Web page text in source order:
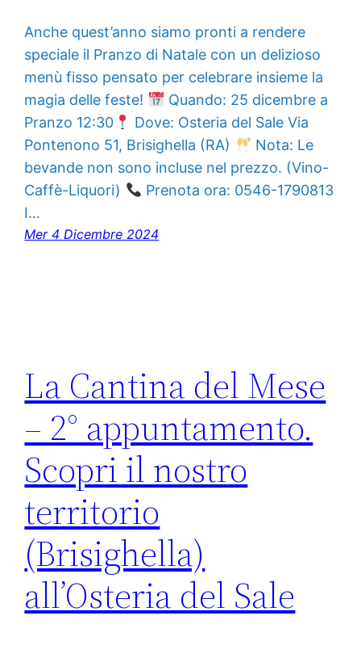
Anche quest’anno siamo pronti a rendere
speciale il Pranzo di Natale con un delizioso
menù fisso pensato per celebrare insieme la
magia delle feste!
Quando: 25 dicembre a
Pranzo 12:30
Dove: Osteria del Sale Via
Pontenono 51, Brisighella (RA)
Nota: Le
bevande non sono incluse nel prezzo. (Vino-
Caffè-Liquori)
Prenota ora: 0546-1790813
I…
Mer 4 Dicembre 2024
La Cantina del Mese
– 2° appuntamento.
Scopri il nostro
territorio
(Brisighella)
all’Osteria del Sale